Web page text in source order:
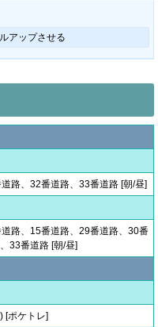
アップさせる
路、32番道路、33番道路 [朝/昼]
路、15番道路、29番道路、30番
33番道路 [朝/昼]
[ポケトレ]